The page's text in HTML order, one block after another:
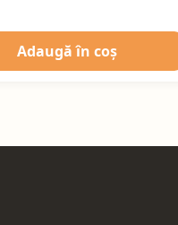
Adaugă în coș